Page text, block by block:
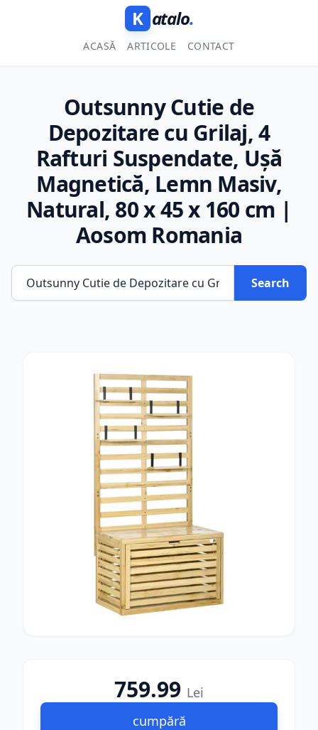
K atalo.
ACASĂ ARTICOLE CONTACT
Outsunny Cutie de
Depozitare cu Grilaj, 4
Rafturi Suspendate, Ușă
Magnetică, Lemn Masiv,
Natural, 80 x 45 x 160 cm |
Aosom Romania
Search
759.99 Lei
cumpără